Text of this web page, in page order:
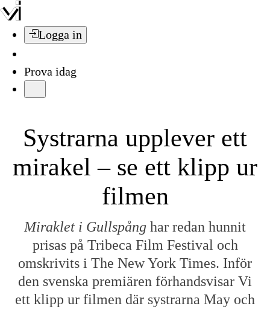
Logga in
Prova idag
Systrarna upplever ett
mirakel – se ett klipp ur
filmen
Miraklet i Gullspång har redan hunnit
prisas på Tribeca Film Festival och
omskrivits i The New York Times. Inför
den svenska premiären förhandsvisar Vi
ett klipp ur filmen där systrarna May och